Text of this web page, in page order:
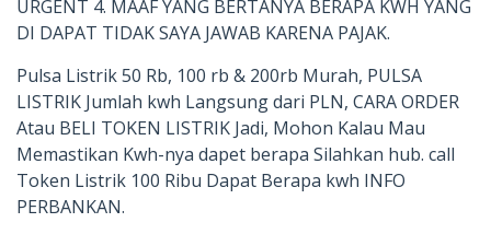
URGENT 4. MAAF YANG BERTANYA BERAPA KWH YANG
DI DAPAT TIDAK SAYA JAWAB KARENA PAJAK.
Pulsa Listrik 50 Rb, 100 rb & 200rb Murah, PULSA
LISTRIK Jumlah kwh Langsung dari PLN, CARA ORDER
Atau BELI TOKEN LISTRIK Jadi, Mohon Kalau Mau
Memastikan Kwh-nya dapet berapa Silahkan hub. call
Token Listrik 100 Ribu Dapat Berapa kwh INFO
PERBANKAN.